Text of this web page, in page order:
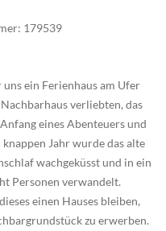
: 179539
ein Ferienhaus am Ufer
verliebten, das
eines Abenteuers und
Jahr wurde das alte
wachgeküsst und in ein
Personen verwandelt.
einen Hauses bleiben,
zu erwerben.